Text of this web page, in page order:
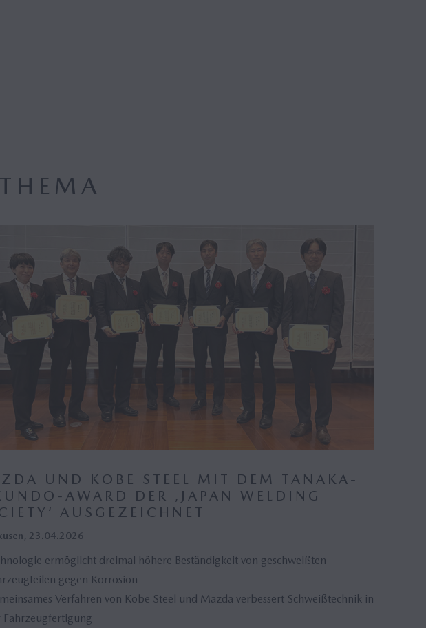
UND KOBE STEEL MIT DEM TANAKA-
AWARD DER ‚JAPAN WELDING
AUSGEZEICHNET
23.04.2026
ermöglicht dreimal höhere Beständigkeit von geschweißten
gegen Korrosion
Verfahren von Kobe Steel und Mazda verbessert Schweißtechnik in
Fahrzeugfertigung